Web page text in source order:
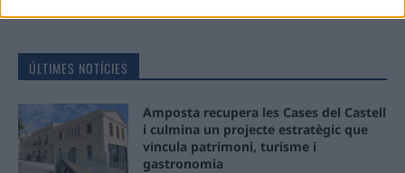
ÚLTIMES NOTÍCIES
Amposta recupera les Cases del Castell
i culmina un projecte estratègic que
vincula patrimoni, turisme i
gastronomia